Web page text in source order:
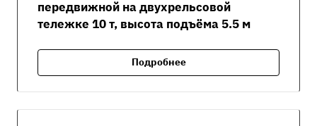
передвижной на двухрельсовой
тележке 10 т, высота подъёма 5.5 м
Подробнее